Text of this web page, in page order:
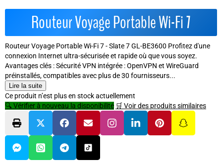
Routeur Voyage Portable Wi-Fi 7
Routeur Voyage Portable Wi-Fi 7 - Slate 7 GL-BE3600 Profitez d'une
connexion Internet ultra-sécurisée et rapide où que vous soyez.
Avantages clés : Sécurité VPN intégrée : OpenVPN et WireGuard
préinstallés, compatibles avec plus de 30 fournisseurs...
Lire la suite
Ce produit n’est plus en stock actuellement
🔍 Vérifier à nouveau la disponibilité 🛒 Voir des produits similaires